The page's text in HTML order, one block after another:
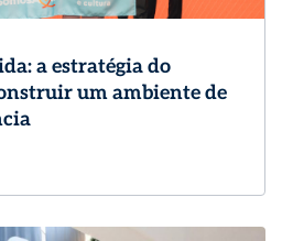
a estratégia do
um ambiente de